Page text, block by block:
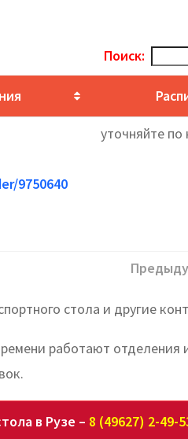
Поиск:
9750640
уточняйте
стола и другие
работают
в Рузе – 8 (49627) 2-49-